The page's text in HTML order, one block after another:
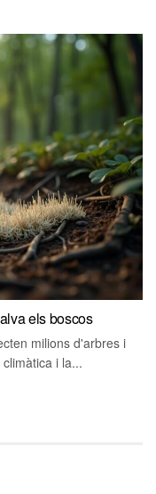
els boscos
milions d'arbres i
i la...